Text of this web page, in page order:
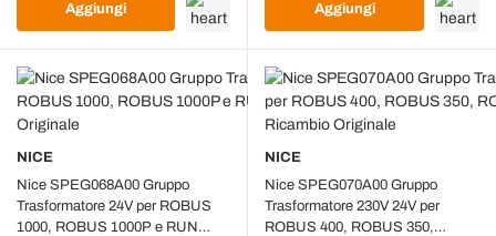
Aggiungi Aggiungi
NICE
Nice SPEG068A00 Gruppo
Trasformatore 24V per ROBUS
1000, ROBUS 1000P e RUN
NICE
Nice SPEG070A00 Gruppo
Trasformatore 230V 24V per
ROBUS 400, ROBUS 350,